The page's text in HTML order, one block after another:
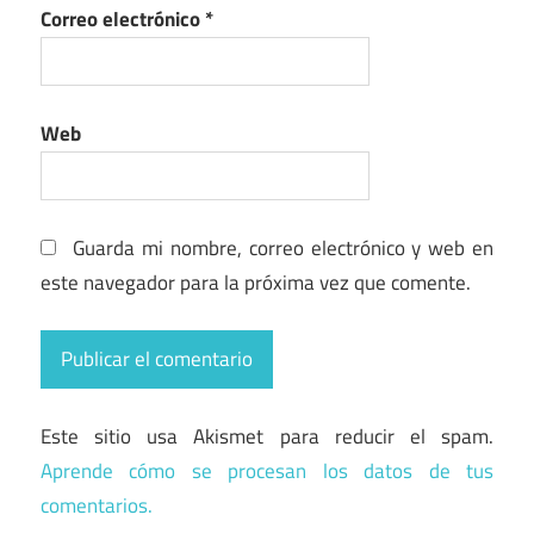
Correo electrónico*
Web
Guarda mi nombre, correo electrónico y web en
este navegador para la próxima vez que comente.
Este sitio usa Akismet para reducir el spam.
Aprende cómo se procesan los datos de tus
comentarios.